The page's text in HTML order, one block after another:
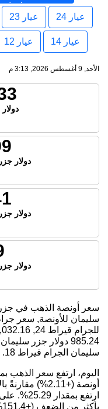
سليمان
عيار 24 عيار 23
عيار 14 عيار 12
الأحد, 9 أغسطس 2026, 3:13 م
دولار
دولار
دولار
سعر أونصة الذهب في
سليمان للأونصة, سعر
للجرام قيراط 24,
985.24 دولار جزر سليمان
سليمان الجرام قيراط 18.
أونصة